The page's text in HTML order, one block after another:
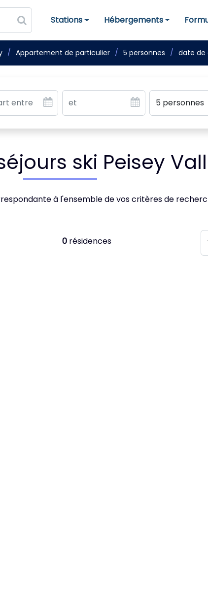
Stations
Stations de skiHébergements
Hébergements
Appartement de particulier 5 personnes date de
ski Peisey
à l'ensemble de vos critères de
0résidences